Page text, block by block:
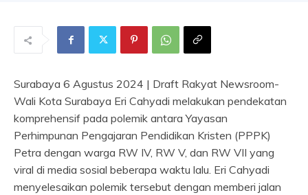
Surabaya 6 Agustus 2024 | Draft Rakyat Newsroom-
Wali Kota Surabaya Eri Cahyadi melakukan pendekatan
komprehensif pada polemik antara Yayasan
Perhimpunan Pengajaran Pendidikan Kristen (PPPK)
Petra dengan warga RW IV, RW V, dan RW VII yang
viral di media sosial beberapa waktu lalu. Eri Cahyadi
menyelesaikan polemik tersebut dengan memberi jalan